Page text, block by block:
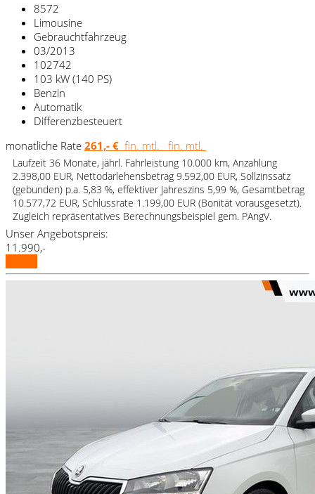
8572
Limousine
Gebrauchtfahrzeug
03/2013
102742
103 kW (140 PS)
Benzin
Automatik
Differenzbesteuert
monatliche Rate 261,- € fin. mtl. fin. mtl.
Laufzeit 36 Monate, jährl. Fahrleistung 10.000 km, Anzahlung
2.398,00 EUR, Nettodarlehensbetrag 9.592,00 EUR, Sollzinssatz
(gebunden) p.a. 5,83 %, effektiver Jahreszins 5,99 %, Gesamtbetrag
10.577,72 EUR, Schlussrate 1.199,00 EUR (Bonität vorausgesetzt).
Zugleich repräsentatives Berechnungsbeispiel gem. PAngV.
Unser Angebotspreis:
11.990,-